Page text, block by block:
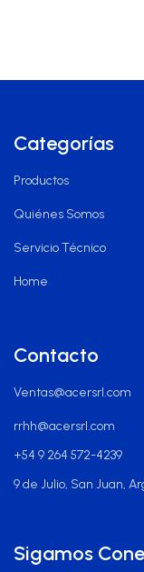
Categorías
Productos
Quiénes Somos
Servicio Técnico
Home
Contacto
Ventas@acersrl.com
rrhh@acersrl.com
+54 9 264 572-4239
9 de Julio, San Juan,
Sigamos